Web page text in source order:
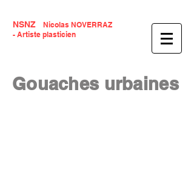
NSNZ
Nicolas NOVERRAZ
- Artiste plasticien
Gouaches
Urbaines
Gouaches urbaines